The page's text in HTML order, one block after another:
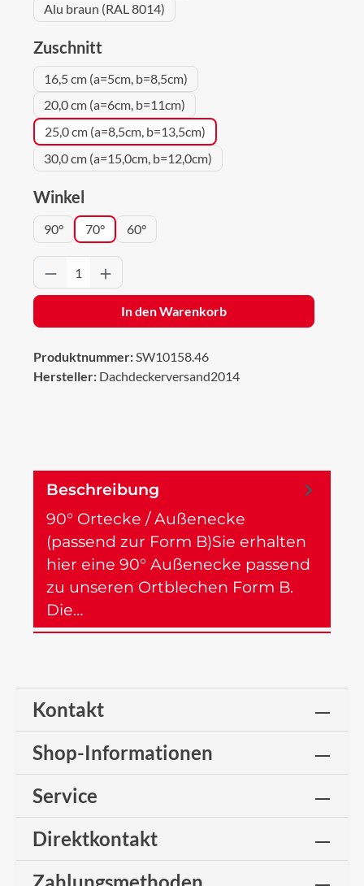
Alu braun (RAL 8014)
Zuschnitt
16,5 cm (a=5cm, b=8,5cm)
20,0 cm (a=6cm, b=11cm)
25,0 cm (a=8,5cm, b=13,5cm)
30,0 cm (a=15,0cm, b=12,0cm)
Winkel
90° 70° 60°
Produkt Anzahl: Gib den gewünschten
In den Warenkorb
Produktnummer:SW10158.46
Hersteller: Dachdeckerversand2014
Beschreibung
90° Ortecke / Außenecke
(passend zur Form B)Sie erhalten
hier eine 90° Außenecke passend
zu unseren Ortblechen Form B.
Die…
Kontakt
Shop-Informationen
Service
Direktkontakt